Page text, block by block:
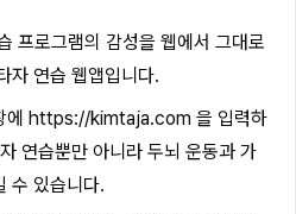
프로그램의 감성을 웹에서 그대로
자 연습 웹앱입니다.
에 https://kimtaja.com 을 입력하
연습뿐만 아니라 두뇌 운동과 가
수 있습니다.